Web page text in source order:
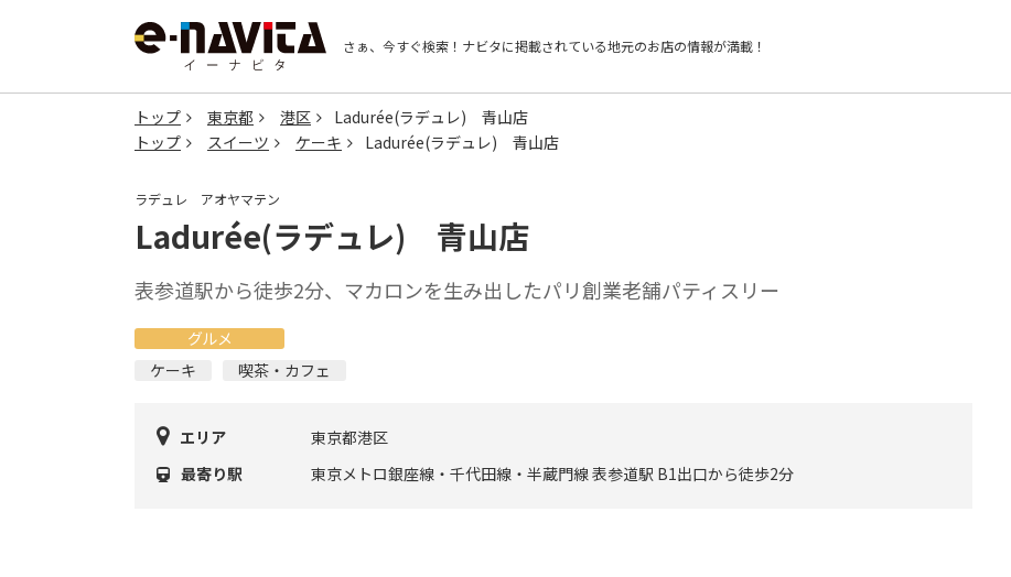
さぁ、今すぐ検索！ ナビタに掲載されている地元のお店の情報が満載！
トップ 東京都 港区
Ladurée(ラデュレ) 青山店
トップ
スイーツ ケーキ Ladurée(ラデュレ) 青山店
ラデュレ アオヤマテン
Ladurée(ラデュレ) 青山店
表参道駅から徒歩2分、マカロンを生み出したパリ創業老舗パティスリー
グルメ
ケーキ
喫茶・カフェ
エリア
東京都港区
最寄り駅
東京メトロ銀座線・千代田線・半蔵門線 表参道駅 B1出口から徒歩2分